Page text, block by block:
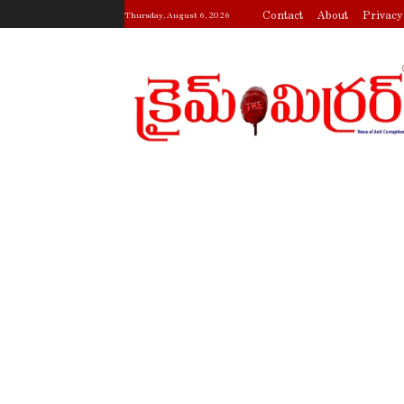
Thursday, August 6, 2026 Contact About Privacy